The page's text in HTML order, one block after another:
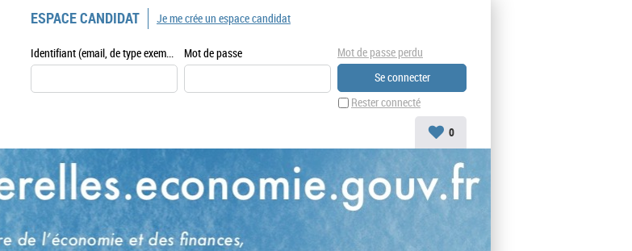
ESPACE CANDIDAT
Identifiant (email, de type exemple@exemple.fr) Mot de passe
Rester connecté
Mot de passe perdu
Je me crée un espace candidat
0